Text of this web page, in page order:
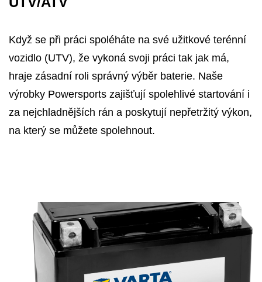
Když se při práci spoléháte na své užitkové terénní
vozidlo (UTV), že vykoná svoji práci tak jak má,
hraje zásadní roli správný výběr baterie. Naše
výrobky Powersports zajišťují spolehlivé startování i
za nejchladnějších rán a poskytují nepřetržitý výkon,
na který se můžete spolehnout.